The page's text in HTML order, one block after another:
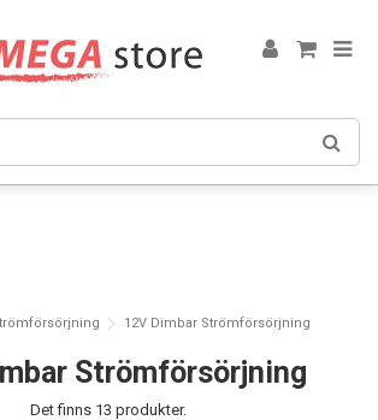
12V Dimbar Strömförsörjning
Strömförsörjning
Det finns 13 produkter.